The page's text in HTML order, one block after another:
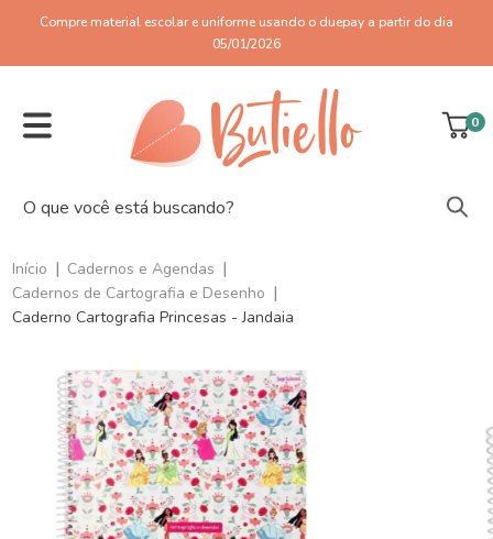
Compre material escolar e uniforme usando o duepay a partir do dia
05/01/2026
0
Início | Cadernos e Agendas |
Cadernos de Cartografia e Desenho |
Caderno Cartografia Princesas - Jandaia